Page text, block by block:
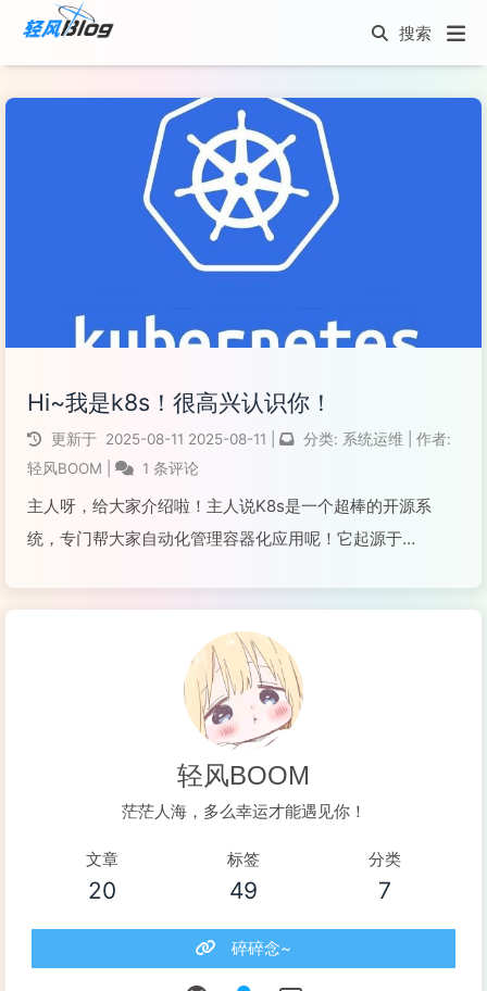
Hi~我是k8s！很高兴认识你！
更新于 2025-08-11 2025-08-11 分类: 系统运维
作者:
轻风BOOM
1 条评论
主人呀，给大家介绍啦！主人说K8s是一个超棒的开源系
统，专门帮大家自动化管理容器化应用呢！它起源于
切！它有智能调度、故障自愈、弹性伸缩等好多厉...
轻风BOOM
茫茫人海，多么幸运才能遇见你！
文章
20
标签
49
分类
7
碎碎念~